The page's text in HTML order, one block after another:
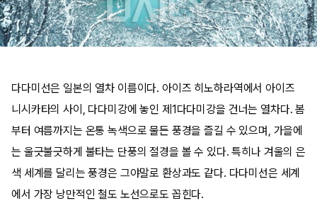
다다미선은 일본의 열차 이름이다. 아이즈 히노하라역에서 아이즈
니시카타의 사이, 다다미강에 놓인 제1다다미강을 건너는 열차다. 봄
부터 여름까지는 온통 녹색으로 물든 풍경을 즐길 수 있으며, 가을에
는 울긋불긋하게 불타는 단풍의 절경을 볼 수 있다. 특히나 겨울의 은
색 세계를 달리는 풍경은 그야말로 환상과도 같다. 다다미선은 세계
에서 가장 낭만적인 철도 노선으로도 꼽힌다.